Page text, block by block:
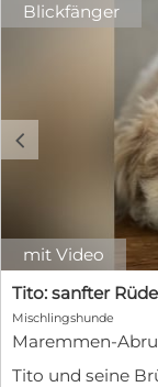
Blickfänger
c
mit Video
Tito: sanfter
Mischlingshunde
Maremmen-
Tito und seine